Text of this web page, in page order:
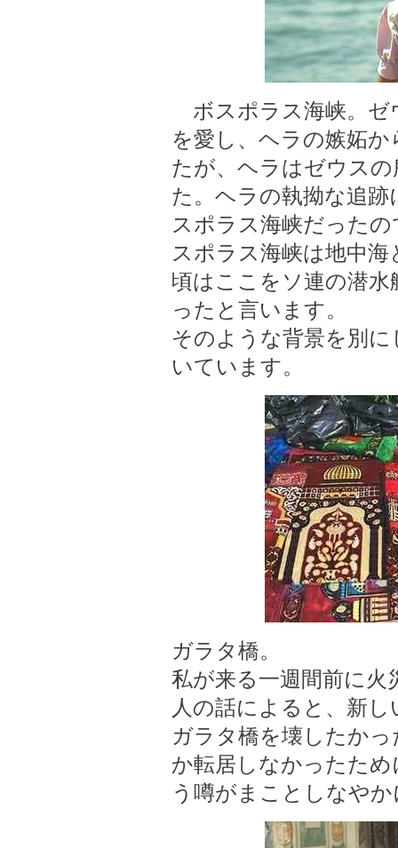
ボスポラス海峡。ゼ
を愛し、ヘラの嫉妬
たが、ヘラはゼウス
た。ヘラの執拗な追
スポラス海峡だった
スポラス海峡は地中
頃はここをソ連の潜
ったと言います。
そのような背景を別
いています。
ガラタ橋。
私が来る一週間前に
人の話によると、新
ガラタ橋を壊したか
か転居しなかったた
う噂がまことしなや